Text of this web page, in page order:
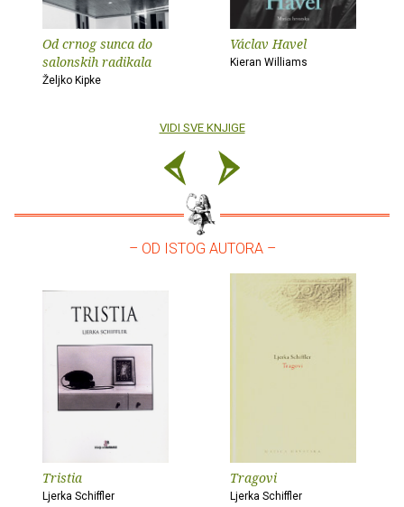
Od crnog sunca do
salonskih radikala
Željko Kipke
Václav Havel
Kieran Williams
VIDI SVE KNJIGE
– OD ISTOG AUTORA –
Tristia
Ljerka Schiffler
Tragovi
Ljerka Schiffler